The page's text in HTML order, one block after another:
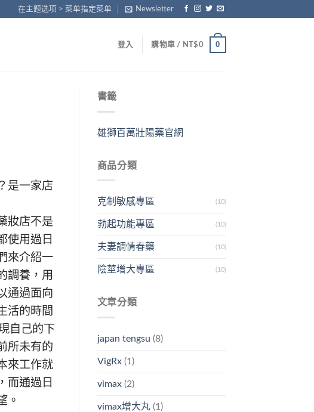
在主题选项 > 菜单指定菜单 Newsletter
登入 購物車 / NT$0 0
是一家店
妝店不是
使用過 日
來介紹一
調養，用
通過面向
活的時間
自己的下
所未有的
來工作就
而通過 日
。
書籤
雄獅百萬壯陽藥官網
商品分類
克制敏感專區 (10)
勃起功能專區 (10)
夫妻調情春藥 (10)
陰莖增大專區 (10)
文章分類
japan tengsu (8)
VigRx(1)
vimax(2)
vimax增大丸(1)